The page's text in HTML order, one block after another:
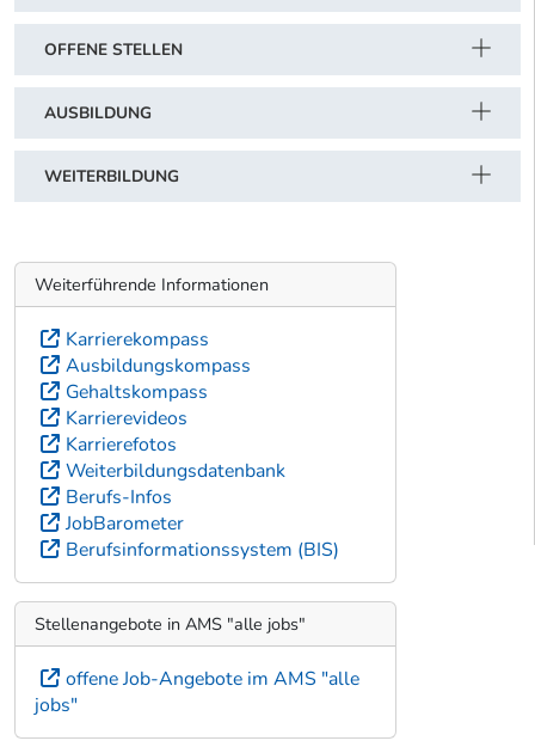
OFFENE STELLEN
AUSBILDUNG
WEITERBILDUNG
Weiterführende Informationen
Karrierekompass
Ausbildungskompass
Gehaltskompass
Karrierevideos
Karrierefotos
Weiterbildungsdatenbank
Berufs-Infos
JobBarometer
Berufsinformationssystem (BIS)
Stellenangebote in AMS "alle jobs"
offene Job-Angebote im AMS "alle
jobs"